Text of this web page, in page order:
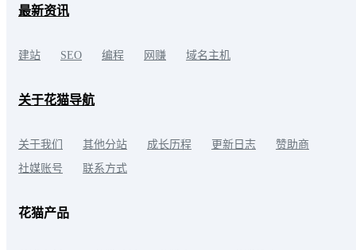
最新资讯
建站 SEO 编程 网赚 域名主机
关于花猫导航
关于我们 其他分站 成长历程 更新日志
赞助商
社媒账号
联系方式
花猫产品